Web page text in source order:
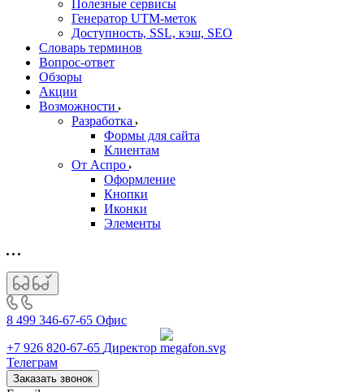
Полезные сервисы
Генератор UTM‑меток
Доступность, SSL, кэш, SEO
Словарь терминов
Вопрос-ответ
Обзоры
Акции
Возможности
Разработка
Формы для сайта
Клиентам
От Аспро
Оформление
Кнопки
Иконки
Элементы
8 499 346-67-65 Офис
+7 926 820-67-65 Директор
Телеграм
Заказать звонок